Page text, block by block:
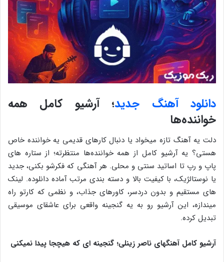
دانلود آهنگ جدید؛ آرشیو کامل همه
خواننده‌ها
دلت یه آهنگ تازه میخواد یا دنبال کارهای قدیمی یه خواننده خاص
هستی؟ یه آرشیو کامل از همه خواننده‌ها منتظرته؛ از ستاره‌ های
پاپ و رپ تا اساتید سنتی و محلی. هر آهنگی که فکرشو بکنی، جدید
یا نوستالژیک، با کیفیت بالا و دسته ‌بندی مرتب آماده دانلوده. لینک
‌های مستقیم و بدون دردسر، کاورهای جذاب، و نظمی که کارتو راه
میندازه، این آرشیو رو به یه گنجینه واقعی برای عاشقای موسیقی
تبدیل کرده.
آرشیو کامل آهنگهای ناصر زینلی؛ گنجینه‌ ای که هیچجا پیدا نمیکنی